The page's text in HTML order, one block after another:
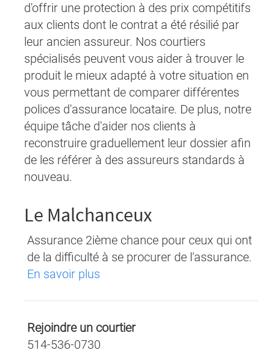
d'offrir une protection à des prix compétitifs
aux clients dont le contrat a été résilié par
leur ancien assureur. Nos courtiers
spécialisés peuvent vous aider à trouver le
produit le mieux adapté à votre situation en
vous permettant de comparer différentes
polices d'assurance locataire. De plus, notre
équipe tâche d'aider nos clients à
reconstruire graduellement leur dossier afin
de les référer à des assureurs standards à
nouveau.
Le Malchanceux
Assurance 2ième chance pour ceux qui ont
de la difficulté à se procurer de l'assurance.
En savoir plus
Rejoindre un courtier
514-536-0730